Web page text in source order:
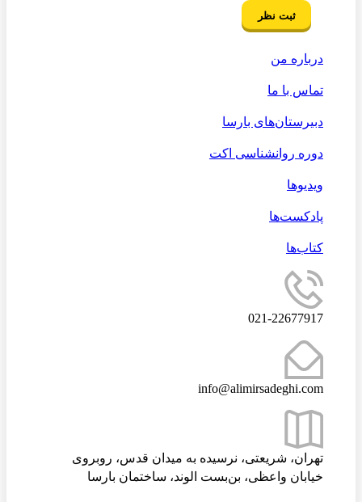
درباره من
تماس با ما
دبیرستان‌های بارسا
دوره روانشناسی اکت
ویدیوها
پادکست‌ها
کتاب‌ها
021-22677917
info@alimirsadeghi.com
تهران، شریعتی، نرسیده به میدان قدس، روبروی
خیابان واعظی، بن‌بست الوند، ساختمان بارسا